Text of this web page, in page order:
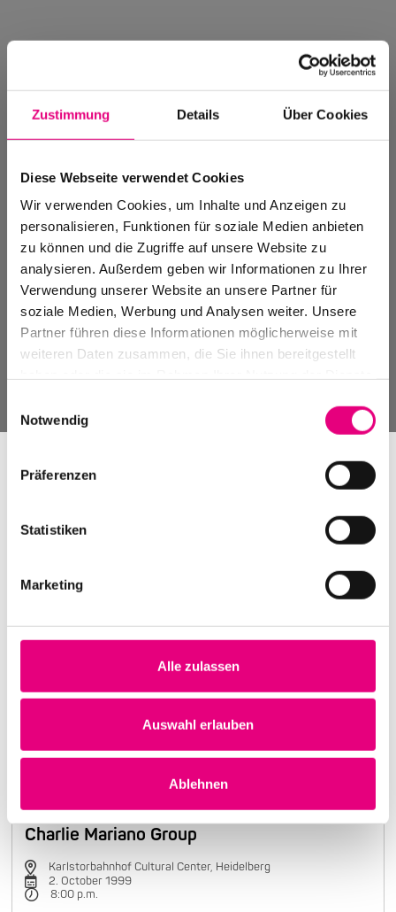
Zustimmung Details Über Cookies
Diese Webseite verwendet Cookies
Wir verwenden Cookies, um Inhalte und Anzeigen zu
personalisieren, Funktionen für soziale Medien anbieten
zu können und die Zugriffe auf unsere Website zu
analysieren. Außerdem geben wir Informationen zu Ihrer
Verwendung unserer Website an unsere Partner für
soziale Medien, Werbung und Analysen weiter. Unsere
Partner führen diese Informationen möglicherweise mit
weiteren Daten zusammen, die Sie ihnen bereitgestellt
Notwendig
Präferenzen
Statistiken
Marketing
Alle zulassen
Auswahl erlauben
Ablehnen
Events Archive
Past events, festivals, and venues
Nightmares on Wax
Learn more
Charlie Mariano Group
Karlstorbahnhof Cultural Center, Heidelberg
2. October 1999
8:00 p.m.